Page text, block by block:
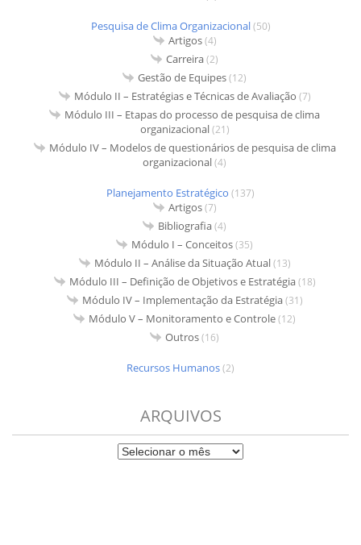
Pesquisa de Clima Organizacional(50)
Artigos(4)
Carreira(2)
Gestão de Equipes(12)
Módulo II – Estratégias e Técnicas de Avaliação (7)
Módulo III – Etapas do processo de pesquisa de clima
organizacional(21)
Módulo IV – Modelos de questionários de pesquisa de clima
organizacional(4)
Planejamento Estratégico (137)
Artigos(7)
Bibliografia(4)
Módulo I – Conceitos(35)
Módulo II – Análise da Situação Atual(13)
Módulo III – Definição de Objetivos e Estratégia(18)
Módulo IV – Implementação da Estratégia(31)
Módulo V – Monitoramento e Controle(12)
Outros(16)
Recursos Humanos(2)
ARQUIVOS